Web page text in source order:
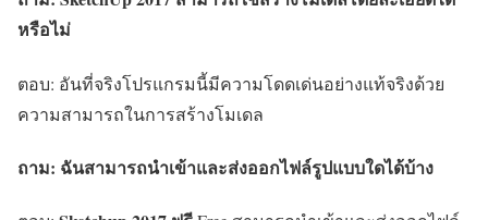
หรือไม่
ตอบ: อันที่จริงโปรแกรมนี้มีความโดดเด่นอย่างแท้จริงด้วย
ความสามารถในการสร้างโมเดล
ถาม: ฉันสามารถนำเข้าและส่งออกไฟล์รูปแบบใดได้บ้าง